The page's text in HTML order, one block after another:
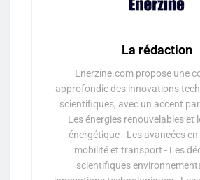
La rédaction
Enerzine.com propose une
approfondie des innovations
scientifiques, avec un accent
Les énergies renouvelables et
énergétique - Les avancées
mobilité et transport - Les
scientifiques